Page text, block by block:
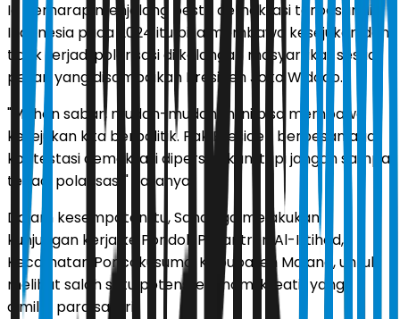
Ia berharap menjelang pesta demokrasi terbesar di
Indonesia pada 2024 itu bisa membawa kesejukan dan
tidak terjadi polarisasi di kalangan masyarakat sesuai
pesan yang disampaikan Presiden Joko Widodo.
"Mohon sabar, mudah-mudahan ini bisa membawa
kesejukan kita berpolitik. Pak Presiden berpesan agar
kontestasi demokrasi dipersiapkan, tapi jangan sampai
terjadi polarisasi," katanya.
Dalam kesempatan itu, Sandiaga melakukan
kunjungan kerja ke Pondok Pesantren Al-Ittihad,
Kecamatan Poncokusumo, Kabupaten Malang, untuk
melihat salah satu potensi ekonomi kreatif yang
dimiliki para santri.